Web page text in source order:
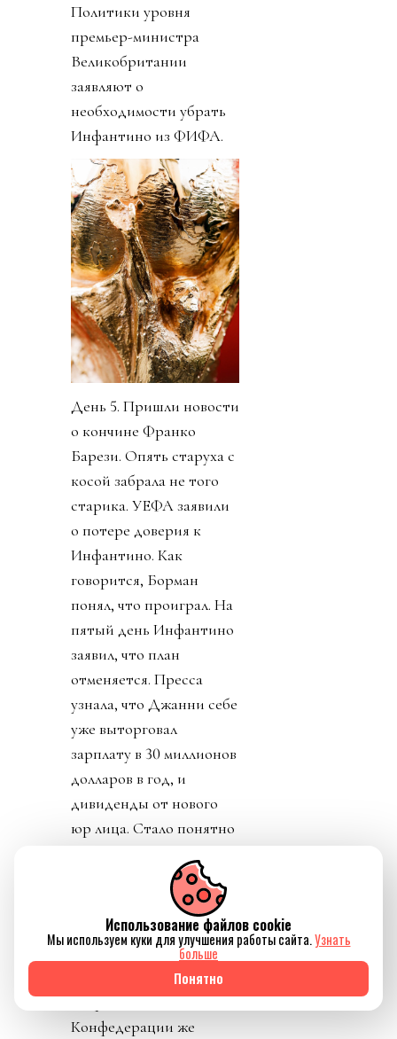
Политики уровня
премьер-министра
Великобритании
заявляют о
необходимости убрать
Инфантино из ФИФА.
День 5. Пришли новости
о кончине Франко
Барези. Опять старуха с
косой забрала не того
старика. УЕФА заявили
о потере доверия к
Инфантино. Как
говорится, Борман
понял, что проиграл. На
пятый день Инфантино
заявил, что план
отменяется. Пресса
узнала, что Джанни себе
уже выторговал
зарплату в 30 миллионов
долларов в год, и
дивиденды от нового
юр лица. Стало понятно
увеличивать количество
матчей, команд,
турниров. И почему рвет
глотку, жилы и
отверстия в своем теле
Инфантино.
Конфедерации же
Использование файлов cookie
Мы используем куки для улучшения работы сайта.Узнать
больше
Понятно